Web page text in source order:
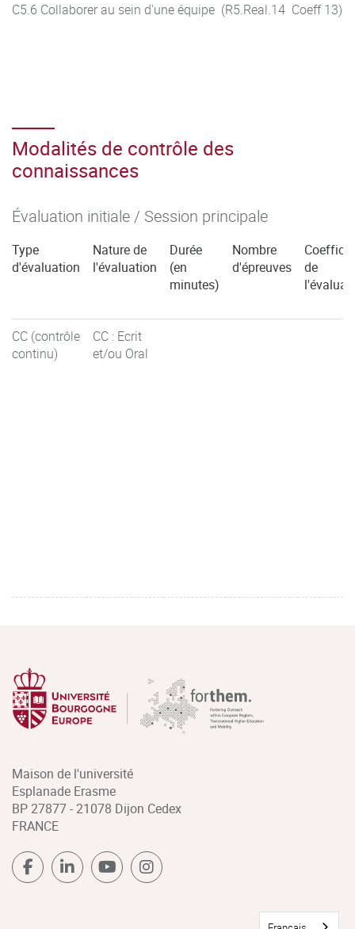
C5.6 Collaborer au sein d'une équipe (R5.Real.14 Coeff 13)
Modalités de contrôle des
connaissances
Évaluation initiale / Session principale
Type
d'évaluation
Nature de
l'évaluation
Durée
(en
minutes)
Nombre
d'épreuves
de
CC (contrôle
continu)
CC : Ecrit
et/ou Oral
Maison de l'université
Esplanade Erasme
BP 27877 - 21078 Dijon Cedex
FRANCE